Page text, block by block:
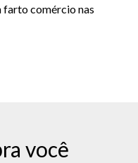
farto comércio nas
você